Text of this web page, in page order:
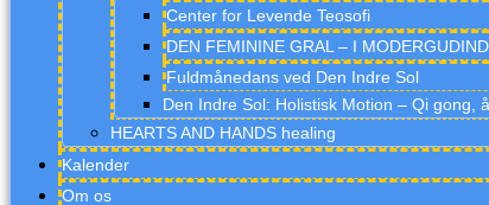
Center for Levende Teosofi
DEN FEMININE GRAL – I
Fuldmånedans ved Den Indre Sol
Den Indre Sol: Holistisk Motion – Qi gong,
HEARTS AND HANDS healing
Kalender
Om os